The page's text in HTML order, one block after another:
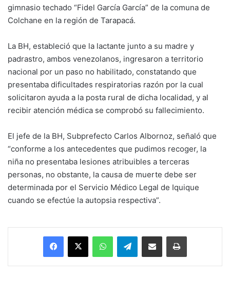
gimnasio techado “Fidel García García” de la comuna de
Colchane en la región de Tarapacá.
La BH, estableció que la lactante junto a su madre y
padrastro, ambos venezolanos, ingresaron a territorio
nacional por un paso no habilitado, constatando que
presentaba dificultades respiratorias razón por la cual
solicitaron ayuda a la posta rural de dicha localidad, y al
recibir atención médica se comprobó su fallecimiento.
El jefe de la BH, Subprefecto Carlos Albornoz, señaló que
“conforme a los antecedentes que pudimos recoger, la
niña no presentaba lesiones atribuibles a terceras
personas, no obstante, la causa de muerte debe ser
determinada por el Servicio Médico Legal de Iquique
cuando se efectúe la autopsia respectiva”.
Facebook
X WhatsAppTelegramEnviar vía email Imprimir